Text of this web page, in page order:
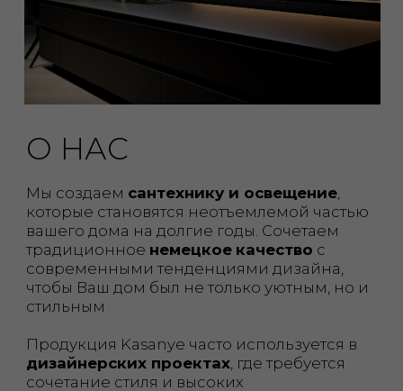
традиционное немецкое качествос
современными тенденциями дизайна,
чтобы Ваш дом был не только уютным, но и
стильным
Продукция Kasanye часто используется в
дизайнерских проектах
сочетание стиля и высоких